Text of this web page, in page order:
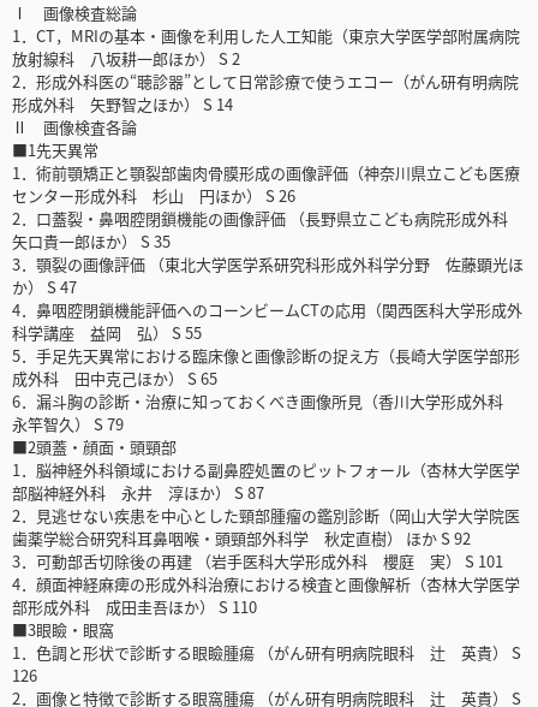
Ⅰ 画像検査総論
1．CT，MRIの基本・画像を利用した人工知能（東京大学医学部附属病院
放射線科 八坂耕一郎ほか） S 2
2．形成外科医の“聴診器”として日常診療で使うエコー（がん研有明病院
形成外科 矢野智之ほか） S 14
Ⅱ 画像検査各論
■1先天異常
1．術前顎矯正と顎裂部歯肉骨膜形成の画像評価（神奈川県立こども医療
センター形成外科 杉山 円ほか） S 26
2．口蓋裂・鼻咽腔閉鎖機能の画像評価 （長野県立こども病院形成外科
矢口貴一郎ほか） S 35
3．顎裂の画像評価 （東北大学医学系研究科形成外科学分野 佐藤顕光ほ
か） S 47
4．鼻咽腔閉鎖機能評価へのコーンビームCTの応用（関西医科大学形成外
科学講座 益岡 弘） S 55
5．手足先天異常における臨床像と画像診断の捉え方（長崎大学医学部形
成外科 田中克己ほか） S 65
6．漏斗胸の診断・治療に知っておくべき画像所見（香川大学形成外科
永竿智久） S 79
■2頭蓋・顔面・頭頸部
1．脳神経外科領域における副鼻腔処置のピットフォール（杏林大学医学
部脳神経外科 永井 淳ほか） S 87
2．見逃せない疾患を中心とした頸部腫瘤の鑑別診断（岡山大学大学院医
歯薬学総合研究科耳鼻咽喉・頭頸部外科学 秋定直樹） ほか S 92
3．可動部舌切除後の再建 （岩手医科大学形成外科 櫻庭 実） S 101
4．顔面神経麻痺の形成外科治療における検査と画像解析（杏林大学医学
部形成外科 成田圭吾ほか） S 110
■3眼瞼・眼窩
1．色調と形状で診断する眼瞼腫瘍 （がん研有明病院眼科 辻 英貴） S
126
2．画像と特徴で診断する眼窩腫瘍 （がん研有明病院眼科 辻 英貴） S